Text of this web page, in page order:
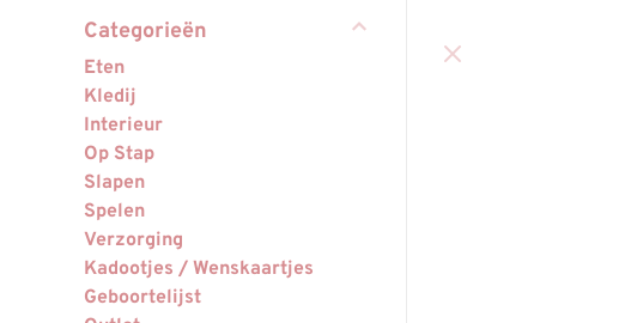
Categorieën
Eten
Kledij
Interieur
Op Stap
Slapen
Spelen
Verzorging
Kadootjes / Wenskaartjes
Geboortelijst